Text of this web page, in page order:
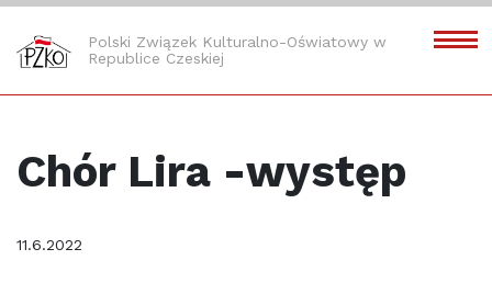
Polski Związek Kulturalno-Oświatowy w
Republice Czeskiej
Chór Lira -występ
11.6.2022